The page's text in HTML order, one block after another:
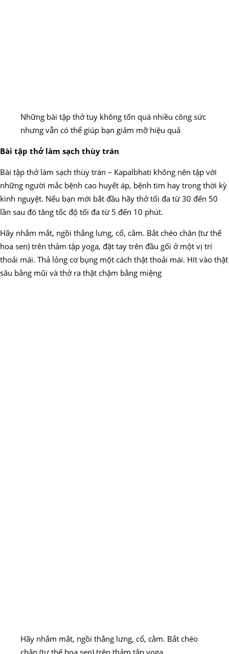
Những bài tập thở tuy không tốn quá nhiều công sức
nhưng vẫn có thể giúp bạn giảm mỡ hiệu quả
Bài tập thở làm sạch thùy trán
Bài tập thở làm sạch thùy trán – Kapalbhati không nên tập với
những người mắc bệnh cao huyết áp, bệnh tim hay trong thời kỳ
kinh nguyệt. Nếu bạn mới bắt đầu hãy thở tối đa từ 30 đến 50
lần sau đó tăng tốc độ tối đa từ 5 đến 10 phút.
Hãy nhắm mắt, ngồi thẳng lưng, cổ, cằm. Bắt chéo chân (tư thế
hoa sen) trên thảm tập yoga, đặt tay trên đầu gối ở một vị trí
thoải mái. Thả lỏng cơ bụng một cách thật thoải mái. Hít vào thật
sâu bằng mũi và thở ra thật chậm bằng miệng
Hãy nhắm mắt, ngồi thẳng lưng, cổ, cằm. Bắt chéo
chân (tư thế hoa sen) trên thảm tập yoga